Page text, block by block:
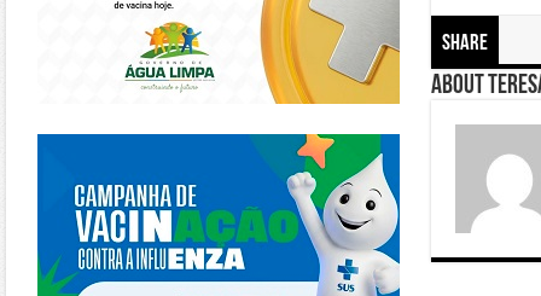
Share
About
https://piracanjuba.go.gov.br/